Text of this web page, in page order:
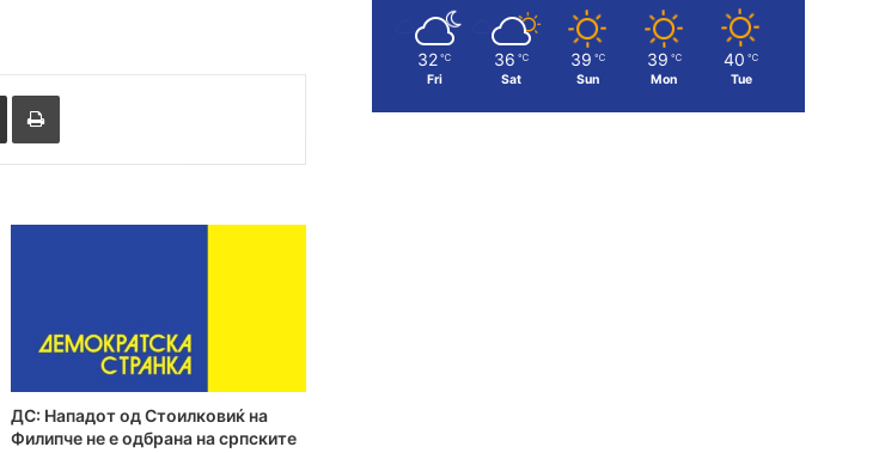
Сподели преку Е-маил Испринтај
ДС: Нападот од Стоилковиќ на
Филипче не е одбрана на српските
32 ℃
Fri
36 ℃
Sat
39 ℃
Sun
39 ℃
Mon
40 ℃
Tue